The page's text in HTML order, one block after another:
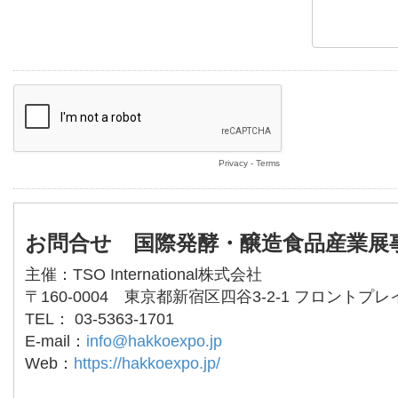
Privacy - Terms
お問合せ 国際発酵・醸造食品産業展
主催：TSO International株式会社
〒160-0004 東京都新宿区四谷3-2-1 フロントプレ
TEL： 03-5363-1701
E-mail： info@hakkoexpo.jp
Web： https://hakkoexpo.jp/